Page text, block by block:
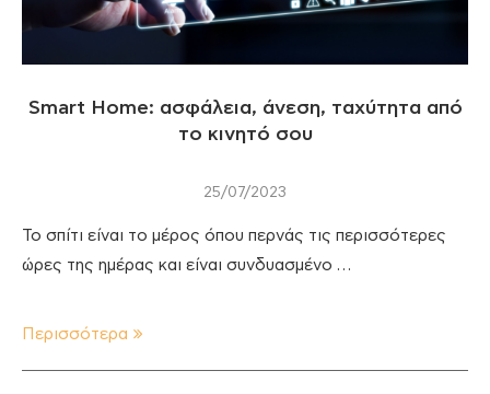
Smart Home: ασφάλεια, άνεση, ταχύτητα από
το κινητό σου
25/07/2023
Το σπίτι είναι το μέρος όπου περνάς τις περισσότερες
ώρες της ημέρας και είναι συνδυασμένο …
Περισσότερα